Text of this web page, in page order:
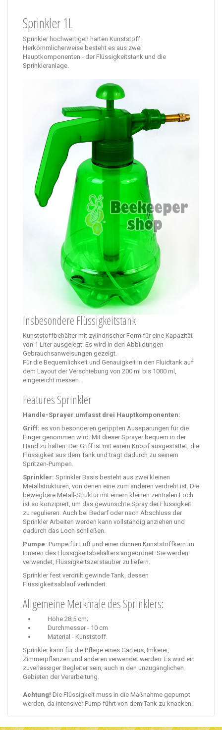
Sprinkler 1L
Sprinkler hochwertigen harten Kunststoff.
Herkömmlicherweise besteht es aus zwei
Hauptkomponenten - der Flüssigkeitstank und die
Sprinkleranlage.
Insbesondere Flüssigkeitstank
Kunststoffbehälter mit zylindrischer Form für eine Kapazität
von 1 Liter ausgelegt. Es wird in den Abbildungen
Gebrauchsanweisungen gezeigt.
Für die Bequemlichkeit und Genauigkeit in den Fluidtank auf
dem Layout der Verschiebung von 200 ml bis 1000 ml,
eingereicht messen.
Features Sprinkler
Handle-Sprayer umfasst drei Hauptkomponenten:
Griff: es von besonderen gerippten Aussparungen für die
Finger genommen wird. Mit dieser Sprayer bequem in der
Hand zu halten. Der Griff ist mit einem Knopf ausgestattet, die
Flüssigkeit aus dem Tank und trägt dadurch zu seinem
Spritzen-Pumpen.
Sprinkler: Sprinkler Basis besteht aus zwei kleinen
Metallstrukturen, von denen eine zum anderen verdreht ist. Die
bewegbare Metall-Struktur mit einem kleinen zentralen Loch
ist so konzipiert, um das gewünschte Spray der Flüssigkeit
zu regulieren. Auch bei Bedarf oder nach Abschluss der
Sprinkler Arbeiten werden kann vollständig anziehen und
dadurch das Loch schließen.
Pumpe: Pumpe für Luft und einer dünnen Kunststoffkern im
Inneren des Flüssigkeitsbehälters angeordnet. Sie werden
verwendet, Flüssigkeitszerstäuber zu liefern.
Sprinkler fest verdrillt gewinde Tank, dessen
Flüssigkeitsablauf verhindert.
Allgemeine Merkmale des Sprinklers:
Höhe 28,5 cm;
Durchmesser - 10 cm
Material - Kunststoff.
Sprinkler kann für die Pflege eines Gartens, Imkerei,
Zimmerpflanzen und anderen verwendet werden. Es wird ein
zuverlässiger Begleiter sein, auch in den unzugänglichen
Gebieten der Verarbeitung.
Achtung! Die Flüssigkeit muss in die Maßnahme gepumpt
werden, da intensiver Pump führt von dem Tank zu knacken.